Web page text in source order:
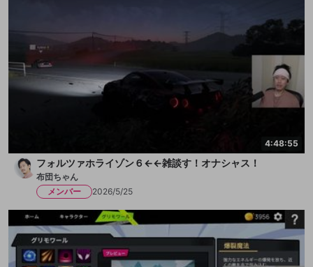
4:48:55
フォルツァホライゾン６←←雑談す！オナシャス！
布団ちゃん
メンバー
2026/5/25